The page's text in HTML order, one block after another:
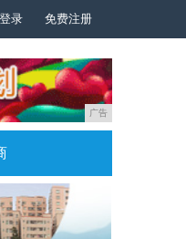
录 免费注册
广告